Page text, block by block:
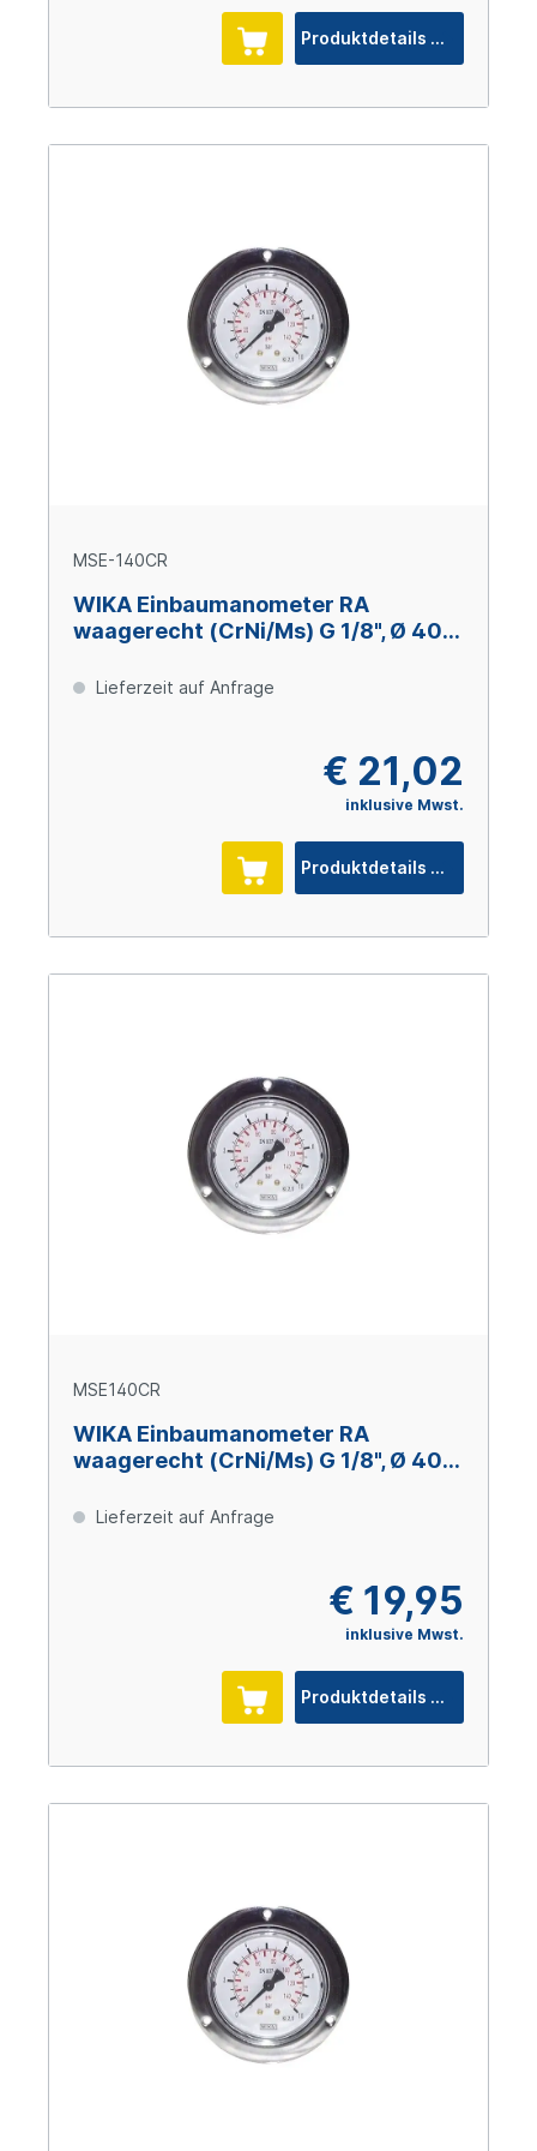
Produktdetails
MSE-140CR
WIKA Einbaumanometer RA
waagerecht (CrNi/Ms) G 1/8", Ø 40
Lieferzeit auf Anfrage
€ 21,02
inklusive Mwst.
Produktdetails
MSE140CR
WIKA Einbaumanometer RA
waagerecht (CrNi/Ms) G 1/8", Ø 40
Lieferzeit auf Anfrage
€ 19,95
inklusive Mwst.
Produktdetails